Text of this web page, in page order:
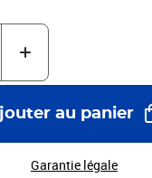
au panier
Garantie légale